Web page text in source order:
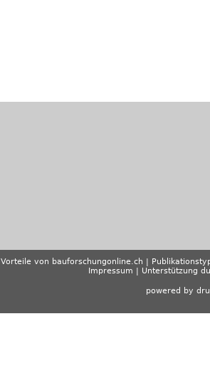
Vorteile von bauforschungonline.ch
Impressum
Unterstützung
powered by